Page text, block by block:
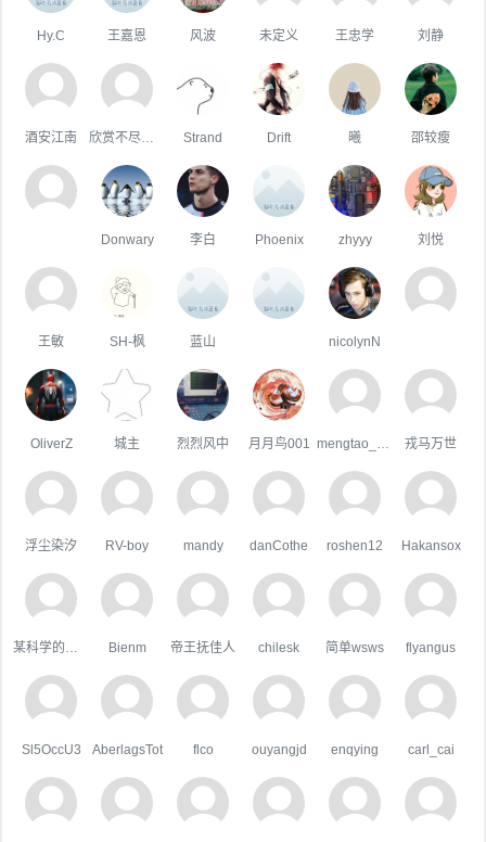
Hy.C 王嘉恩 风波 未定义 王忠学 刘静
酒安江南 Strand Drift 曦 邵较瘦
Donwary 李白 Phoenix zhyyy 刘悦
王敏 SH-枫 蓝山 nicolynN
OliverZ 城主 烈烈风中 月月鸟001 戎马万世
浮尘染汐 RV-boy mandy danCothe roshen12 Hakansox
Bienm 帝王抚佳人 chilesk 简单wsws flyangus
Sl5OccU3 AberlagsTot flco ouyangjd enqying carl_cai